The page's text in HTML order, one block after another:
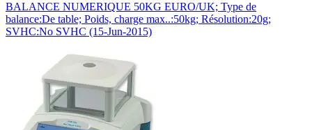
BALANCE NUMERIQUE 50KG EURO/UK; Type de
balance:De table; Poids, charge max..:50kg; Résolution:20g;
SVHC:No SVHC (15-Jun-2015)